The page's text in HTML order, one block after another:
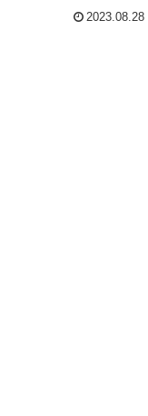
2023.08.28